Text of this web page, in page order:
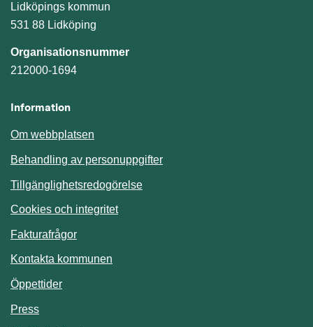
Lidköpings kommun
531 88 Lidköping
Organisationsnummer
212000-1694
Information
Om webbplatsen
Behandling av personuppgifter
Tillgänglighetsredogörelse
Cookies och integritet
Fakturafrågor
Kontakta kommunen
Öppettider
Press